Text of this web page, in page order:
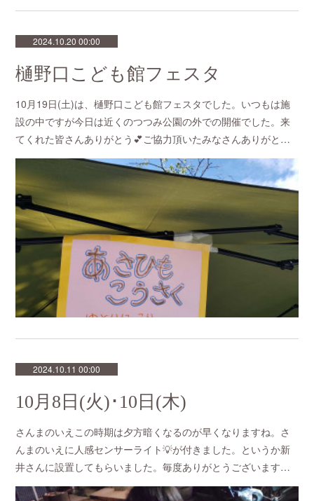
2024.10.20 00:00
樋野口こども館フェスタ
10月19日(土)は、樋野口こども館フェスタでした。いつもは施
設の中ですが今日は近くのつつみ公園の外での開催でした。来
てくれた皆さんありがとう💕ご協力頂いたみなさんありがと…
2024.10.11 00:00
10月8日(火)･10日(木)
さんまのいえこの時期は夕方暗くなるのが早くなりますね。さ
んまのいえに人感センサーライト💡が付きました。というか新
井さんに設置してもらいました。毎度ありがとうございます…